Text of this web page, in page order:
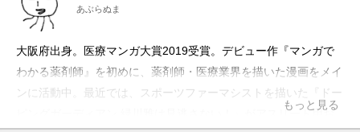
あぶらぬま
大阪府出身。医療マンガ大賞2019受賞。デビュー作『マンガで
わかる薬剤師』を初めに、薬剤師・医療業界を描いた漫画をメイ
ンに活動中。最近では、スポーツファーマシストを描いた『ドー
ピングガーディアン 緑川雅は見逃さない！』がアスリート用お
もっと見る